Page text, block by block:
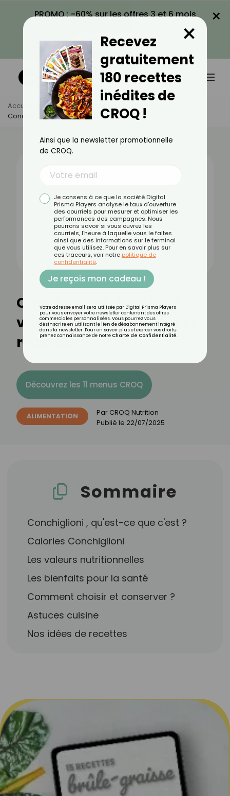
PROMO : -60% sur les offres 3 et 6 mois
VOIR LA PROMO
×
Accueil Actus
Alimentation
Conchiglioni : Bienfaits, Valeurs Nutritionnelles Et Recettes
Conchiglioni : bienfaits,
valeurs nutritionnelles et
recettes
Découvrez les 11 menus CROQ
ALIMENTATION Par CROQ Nutrition
Publié le 22/07/2025
Sommaire
Conchiglioni , qu'est-ce que c'est ?
Calories Conchiglioni
Les valeurs nutritionnelles
Les bienfaits pour la santé
Comment choisir et conserver ?
Astuces cuisine
Nos idées de recettes
Recevez
gratuitement
180 recettes
inédites de
CROQ !
×
Ainsi que la newsletter promotionnelle
de CROQ.
Je consens à ce que la société Digital
Prisma Players analyse le taux d'ouverture
des courriels pour mesurer et optimiser les
performances des campagnes. Nous
pourrons savoir si vous ouvrez les
courriels, l'heure à laquelle vous le faites
ainsi que des informations sur le terminal
que vous utilisez. Pour en savoir plus sur
ces traceurs, voir notre politique de
confidentialité.
Je reçois mon cadeau !
Votre adresse email sera utilisée par Digital Prisma Players
pour vous envoyer votre newsletter contenant des offres
commerciales personnalisées. Vous pourrez vous
désinscrire en utilisant le lien de désabonnement intégré
dans la newsletter. Pour en savoir plus et exercer vos droits,
prenez connaissance de notre Charte de Confidentialité.